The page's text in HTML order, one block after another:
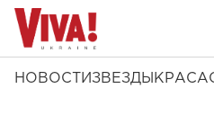
НОВОСТИ ЗВЕЗДЫ КРАСА